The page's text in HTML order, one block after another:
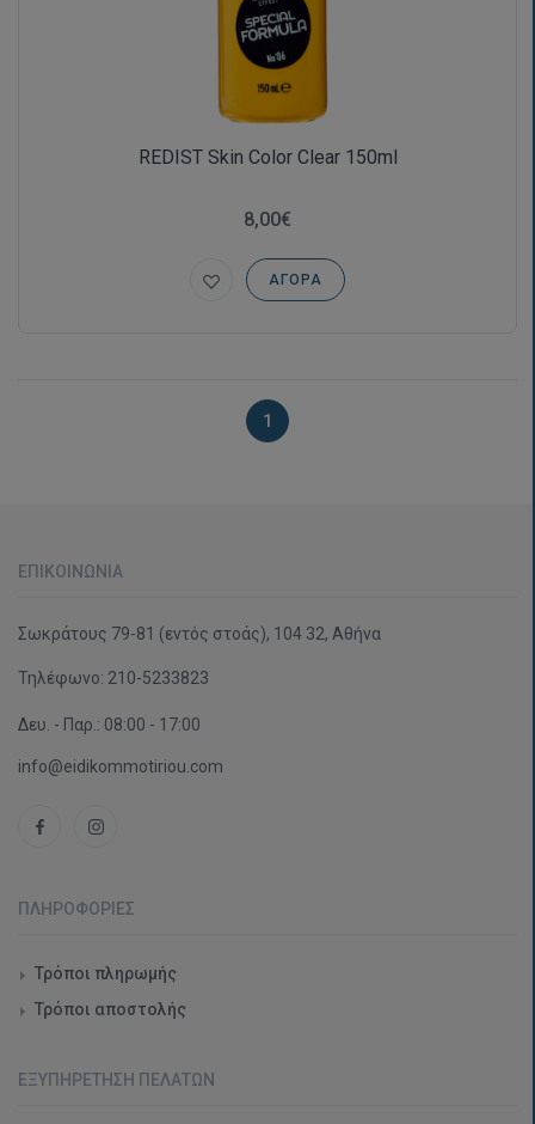
REDIST Skin Color Clear 150ml
8,00€
ΑΓΟΡΆ
1
ΕΠΙΚΟΙΝΩΝΊΑ
Σωκράτους 79-81 (εντός στοάς), 104 32, Αθήνα
Τηλέφωνο: 210-5233823
Δευ. - Παρ.: 08:00 - 17:00
info@eidikommotiriou.com
ΠΛΗΡΟΦΟΡΊΕΣ
Τρόποι πληρωμής
Τρόποι αποστολής
ΕΞΥΠΗΡΈΤΗΣΗ ΠΕΛΑΤΏΝ